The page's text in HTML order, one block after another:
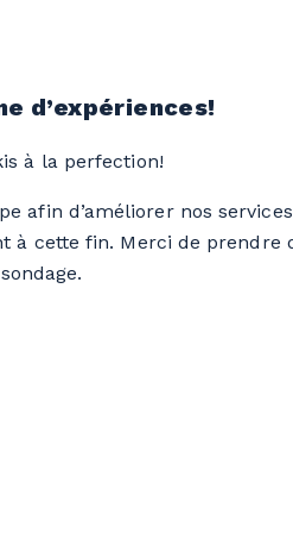
d’expériences!
à la perfection!
afin d’améliorer nos
à cette fin. Merci de prendre